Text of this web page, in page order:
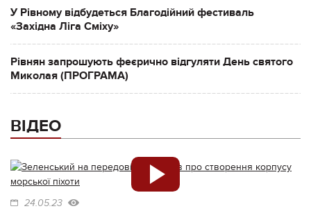
У Рівному відбудеться Благодійний фестиваль
«Західна Ліга Сміху»
Рівнян запрошують феєрично відгуляти День святого
Миколая (ПРОГРАМА)
ВІДЕО
24.05.23